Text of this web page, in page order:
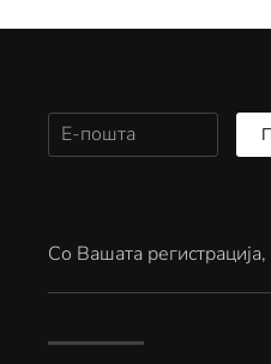
Со Вашата